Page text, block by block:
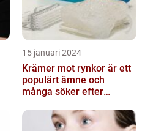
15 januari 2024
Krämer mot rynkor är ett
populärt ämne och
många söker efter
fungerar